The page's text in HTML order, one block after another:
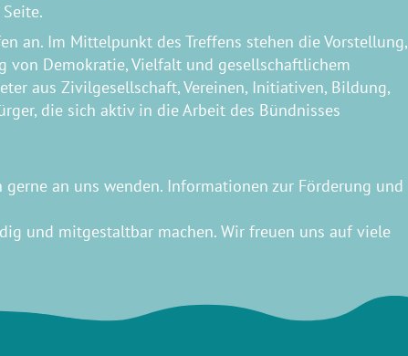
an. Im Mittelpunkt des Treffens stehen die Vorstellung,
von Demokratie, Vielfalt und gesellschaftlichem
aus Zivilgesellschaft, Vereinen, Initiativen, Bildung,
die sich aktiv in die Arbeit des Bündnisses
an uns wenden. Informationen zur Förderung und
und mitgestaltbar machen. Wir freuen uns auf viele